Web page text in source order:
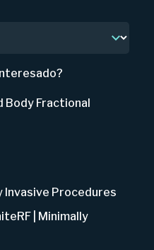
Body Fractional
Invasive Procedures
| Minimally